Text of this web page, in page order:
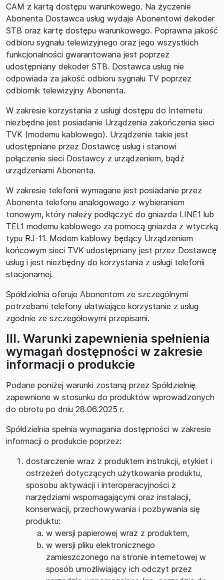
CAM z kartą dostępu warunkowego. Na życzenie
Abonenta Dostawca usług wydaje Abonentowi dekoder
STB oraz kartę dostępu warunkowego. Poprawna jakość
odbioru sygnału telewizyjnego oraz jego wszystkich
funkcjonalności gwarantowana jest poprzez
udostępniany dekoder STB. Dostawca usług nie
odpowiada za jakość odbioru sygnału TV poprzez
odbiornik telewizyjny Abonenta.
W zakresie korzystania z usługi dostępu do Internetu
niezbędne jest posiadanie Urządzenia zakończenia sieci
TVK (modemu kablowego). Urządzenie takie jest
udostępniane przez Dostawcę usług i stanowi
połączenie sieci Dostawcy z urządzeniem, bądź
urządzeniami Abonenta.
W zakresie telefonii wymagane jest posiadanie przez
Abonenta telefonu analogowego z wybieraniem
tonowym, który należy podłączyć do gniazda LINE1 lub
TEL1 modemu kablowego za pomocą gniazda z wtyczką
typu RJ-11. Modem kablowy będący Urządzeniem
końcowym sieci TVK udostępniany jest przez Dostawcę
usług i jest niezbędny do korzystania z usługi telefonii
stacjonarnej.
Spółdzielnia oferuje Abonentom ze szczególnymi
potrzebami telefony ułatwiające korzystanie z usług
zgodnie ze szczegółowymi przepisami.
III. Warunki zapewnienia spełnienia
wymagań dostępności w zakresie
informacji o produkcie
Podane poniżej warunki zostaną przez Spółdzielnię
zapewnione w stosunku do produktów wprowadzonych
do obrotu po dniu 28.06.2025 r.
Spółdzielnia spełnia wymagania dostępności w zakresie
informacji o produkcie poprzez:
dostarczenie wraz z produktem instrukcji, etykiet i
ostrzeżeń dotyczących użytkowania produktu,
sposobu aktywacji i interoperacyjności z
narzędziami wspomagającymi oraz instalacji,
konserwacji, przechowywania i pozbywania się
produktu:
w wersji papierowej wraz z produktem,
w wersji pliku elektronicznego
zamieszczonego na stronie internetowej w
sposób umożliwiający ich odczyt przez